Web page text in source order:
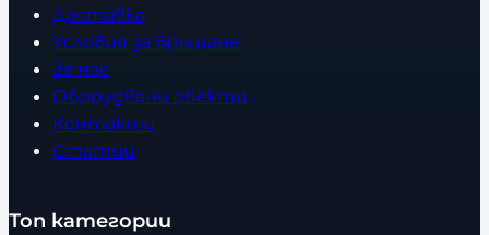
Доставка
Условия за връщане
За нас
Оборудвани обекти
Контакти
Статии
Топ категории